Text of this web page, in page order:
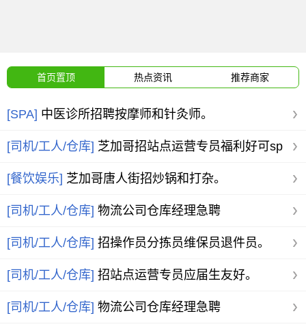
首页置顶 热点资讯 推荐商家
[SPA] 中医诊所招聘按摩师和针灸师。
[司机/工人/仓库] 芝加哥招站点运营专员福利好可sp
[餐饮娱乐] 芝加哥唐人街招炒锅和打杂。
[司机/工人/仓库] 物流公司仓库经理急聘
WarehouseM
[司机/工人/仓库] 招操作员分拣员维保员退件员。
[司机/工人/仓库] 招站点运营专员应届生友好。
[司机/工人/仓库] 物流公司仓库经理急聘